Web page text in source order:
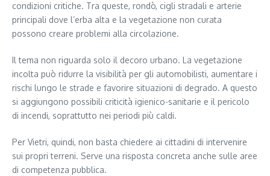
condizioni critiche. Tra queste, rondò, cigli stradali e arterie
principali dove l’erba alta e la vegetazione non curata
possono creare problemi alla circolazione.
Il tema non riguarda solo il decoro urbano. La vegetazione
incolta può ridurre la visibilità per gli automobilisti, aumentare i
rischi lungo le strade e favorire situazioni di degrado. A questo
si aggiungono possibili criticità igienico-sanitarie e il pericolo
di incendi, soprattutto nei periodi più caldi.
Per Vietri, quindi, non basta chiedere ai cittadini di intervenire
sui propri terreni. Serve una risposta concreta anche sulle aree
di competenza pubblica.